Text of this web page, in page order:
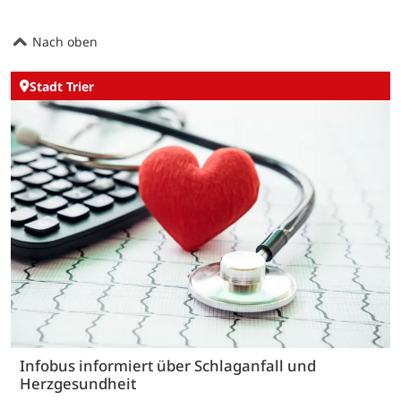
Nach oben
Stadt Trier
Infobus informiert über Schlaganfall und
Herzgesundheit